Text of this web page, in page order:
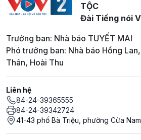
TỘC
Đài Tiếng nói
Trưởng ban: Nhà báo TUYẾT MAI
Phó trưởng ban: Nhà báo Hồng
Thân, Hoài Thu
Liên hệ
84-24-39365555
84-24-39342724
41-43 phố Bà Triệu, phường Cửa